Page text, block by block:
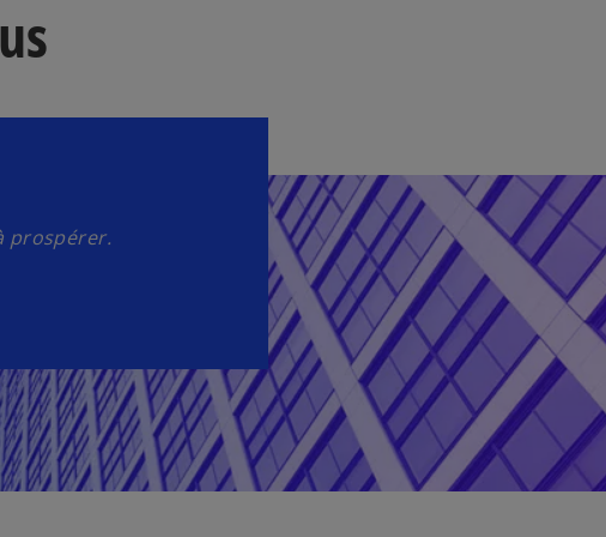
prospérer.